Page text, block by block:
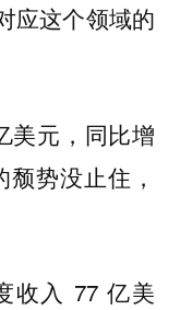
应这个领域的
美元，同比增
势没止住，
收入 77 亿美